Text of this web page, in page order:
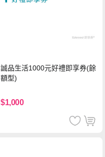
誠品生活1000元好禮即享券(餘
額型)
$1,000